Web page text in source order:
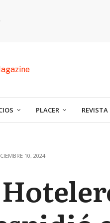
PLACER REVISTA
10, 2024